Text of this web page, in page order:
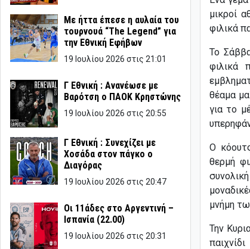
Με ήττα έπεσε η αυλαία του
τουρνουά “The Legend” για
την Εθνική Εφήβων
19 Ιουλίου 2026 στις 21:01
Γ Εθνική : Ανανέωσε με
Βαρότση ο ΠΑΟΚ Κρηστώνης
19 Ιουλίου 2026 στις 20:55
Γ Εθνική : Συνεχίζει με
Χοσάδα στον πάγκο ο
Διαγόρας
19 Ιουλίου 2026 στις 20:47
Οι 11άδες στο Αργεντινή –
Ισπανία (22.00)
19 Ιουλίου 2026 στις 20:31
μικροί
φιλικά
Το
φιλικά
θέαμα
για το
Ο
θερμή
μνήμη
Την